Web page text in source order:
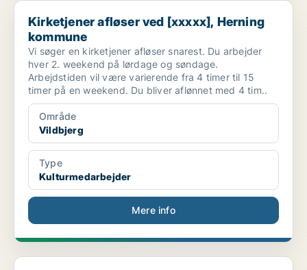
Kirketjener afløser ved [xxxxx], Herning kommune
Kirketjener afløser ved [xxxxx], Herning
kommune
Vi søger en kirketjener afløser snarest. Du arbejder
hver 2. weekend på lørdage og søndage.
Arbejdstiden vil være varierende fra 4 timer til 15
timer på en weekend. Du bliver aflønnet med 4 tim..
Område
Vildbjerg
Type
Kulturmedarbejder
Mere info
Kirkemusiker søges